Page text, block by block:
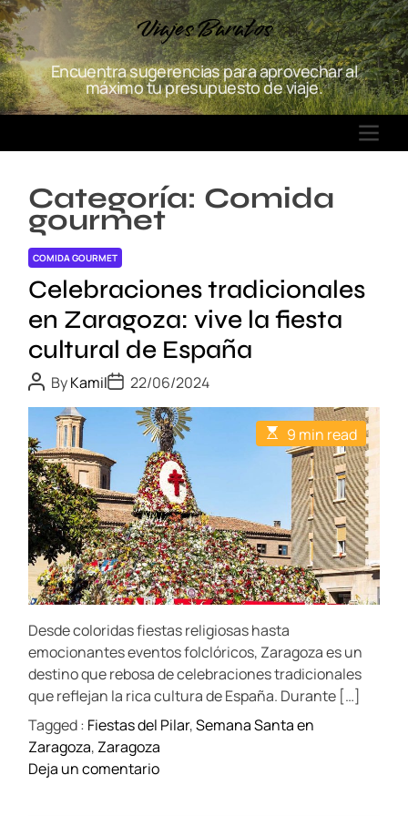
S
k
i
p
t
o
Viajes Baratos
Encuentra sugerencias para aprovechar al
máximo tu presupuesto de viaje.
M
E
Categoría: Comida
gourmet
COMIDA GOURMET
Celebraciones tradicionales
en Zaragoza: vive la fiesta
cultural de España
P
o
s
A
u
t
h
o
r
ByKamilP
o
s
a
t
e
22/06/2024
E
s
t
e
d
r
e
a
d
i
m
e
9 min read
Desde coloridas fiestas religiosas hasta
emocionantes eventos folclóricos, Zaragoza es un
destino que rebosa de celebraciones tradicionales
que reflejan la rica cultura de España. Durante […]
Tagged : Fiestas del Pilar,Semana Santa en
Zaragoza, Zaragoza
Deja un comentarioo
C